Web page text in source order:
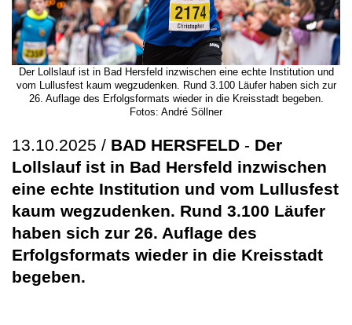
Der Lollslauf ist in Bad Hersfeld inzwischen eine echte Institution und
vom Lullusfest kaum wegzudenken. Rund 3.100 Läufer haben sich zur
26. Auflage des Erfolgsformats wieder in die Kreisstadt begeben.
Fotos: André Söllner
13.10.2025 / BAD HERSFELD - Der
Lollslauf ist in Bad Hersfeld inzwischen
eine echte Institution und vom Lullusfest
kaum wegzudenken. Rund 3.100 Läufer
haben sich zur 26. Auflage des
Erfolgsformats wieder in die Kreisstadt
begeben.